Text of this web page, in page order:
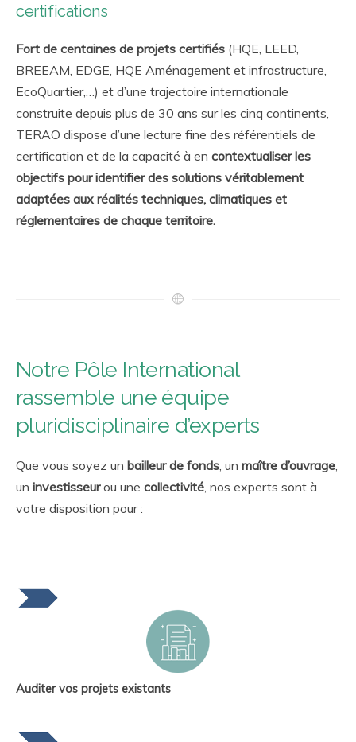
certifications
Fort de centaines de projets certifiés (HQE, LEED,
BREEAM, EDGE, HQE Aménagement et infrastructure,
EcoQuartier,…) et d’une trajectoire internationale
construite depuis plus de 30 ans sur les cinq continents,
TERAO dispose d’une lecture fine des référentiels de
certification et de la capacité à en contextualiser les
objectifs pour identifier des solutions véritablement
adaptées aux réalités techniques, climatiques et
réglementaires de chaque territoire.
Notre Pôle International
rassemble une équipe
pluridisciplinaire d’experts
Que vous soyez un bailleur de fonds , un maître d’ouvrage
un investisseurou une collectivité , nos experts sont à
votre disposition pour :
Auditer vos projets existants